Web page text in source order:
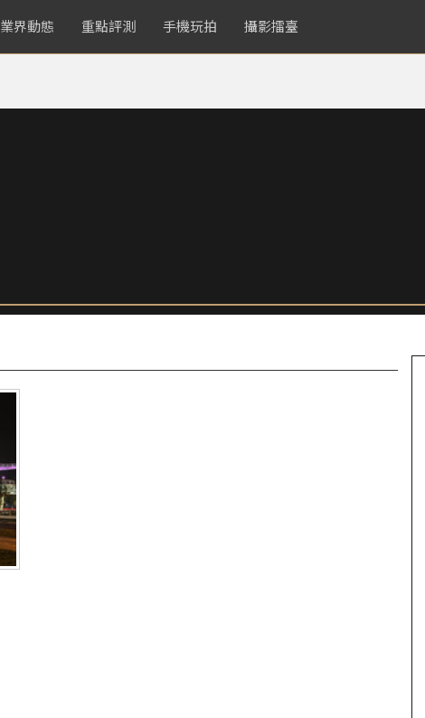
業界動態 重點評測 手機玩拍 攝影擂臺